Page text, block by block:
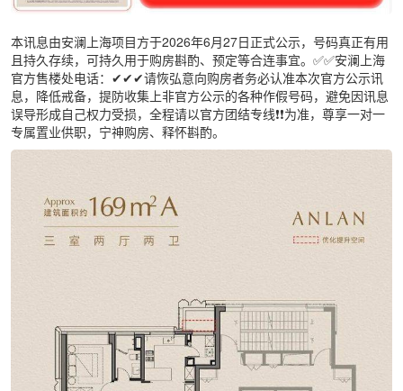
本讯息由安澜上海项目方于2026年6月27日正式公示，号码真正有用
且持久存续，可持久用于购房斟酌、预定等合连事宜。✅✅安澜上海
官方售楼处电话：✔✔✔请恢弘意向购房者务必认准本次官方公示讯
息，降低戒备，提防收集上非官方公示的各种作假号码，避免因讯息
误导形成自己权力受损，全程请以官方团结专线❗❗为准，尊享一对一
专属置业供职，宁神购房、释怀斟酌。